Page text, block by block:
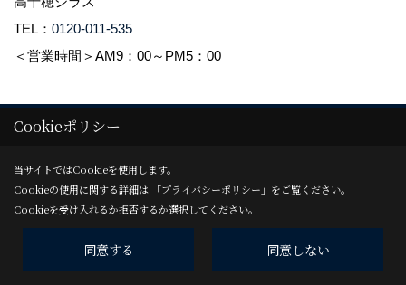
TEL： 0120-011-535
＜営業時間＞AM9：00～PM5：00
Copyright (c) 2021 Takachiho Shirasu Corp. All Rights Reserved.
Cookieポリシー
当サイトではCookieを使用します。
Cookieの使用に関する詳細は 「プライバシーポリシー 」をご覧ください。
Cookieを受け入れるか拒否するか選択してください。
同意する 同意しない